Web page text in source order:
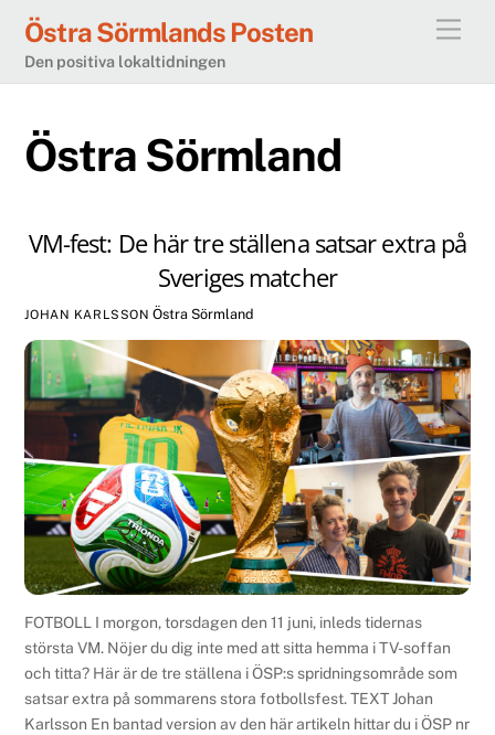
content
Östra Sörmlands Posten
Den positiva lokaltidningen
Östra Sörmland
VM-fest: De här tre ställena satsar extra på
Sveriges matcher
JOHAN KARLSSON Östra Sörmland
FOTBOLL I morgon, torsdagen den 11 juni, inleds tidernas
största VM. Nöjer du dig inte med att sitta hemma i TV-soffan
och titta? Här är de tre ställena i ÖSP:s spridningsområde som
satsar extra på sommarens stora fotbollsfest. TEXT Johan
Karlsson En bantad version av den här artikeln hittar du i ÖSP nr